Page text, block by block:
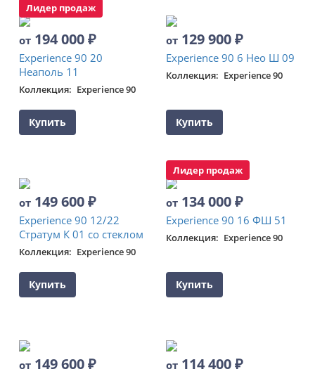
Лидер продаж
от 194 000₽
Experience 90 20
Неаполь 11
Коллекция Experience 90
Купить
от 129 900₽
Experience 90 6 Нео Ш 09
Коллекция Experience 90
Купить
от 149 600₽
Experience 90 12/22
Стратум К 01 со стеклом
Коллекция Experience 90
Купить
Лидер продаж
от 134 000₽
Experience 90 16 ФШ 51
Коллекция Experience 90
Купить
от 149 600₽ от 114 400₽